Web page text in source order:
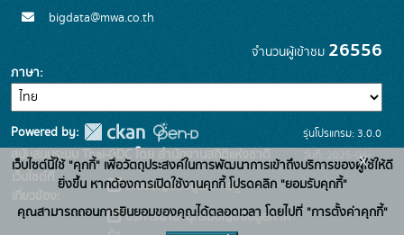
bigdata@mwa.co.th
จำนวนผู้เข้าชม 26556
ภาษา
Powered by:
สนับสนุนระบบ Thai-GDC โดย สำนักงานสถิติแห่งชาติ
เว็บไซต์ที่
เกี่ยวข้อง:
ระบบบัญชีข้อมูลภาครัฐ
บริการนามานุกรมบัญชีข้อมูลภาค
รุ่นโปรแกรม: 3.0.0
วันที่: 2025-06-
10
เว็บไซต์นี้ใช้ "คุกกี้" เพื่อวัตถุประสงค์ในการพัฒนาการเข้าถึงบริการของผู้ใช้ให้ดี
ยิ่งขึ้น หากต้องการเปิดใช้งานคุกกี้ โปรดคลิก "ยอมรับคุกกี้"
คุณสามารถถอนการยินยอมของคุณได้ตลอดเวลา โดยไปที่ "การตั้งค่าคุกกี้"
x